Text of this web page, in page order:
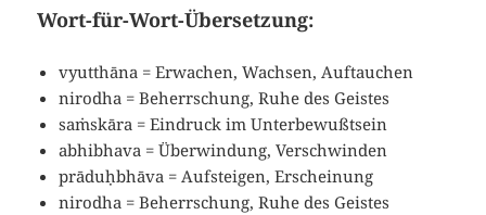
Wort-für-Wort-Übersetzung:
vyutthāna = Erwachen, Wachsen, Auftauchen
nirodha = Beherrschung, Ruhe des Geistes
saṁskāra = Eindruck im Unterbewußtsein
abhibhava = Überwindung, Verschwinden
prāduḥbhāva = Aufsteigen, Erscheinung
nirodha = Beherrschung, Ruhe des Geistes